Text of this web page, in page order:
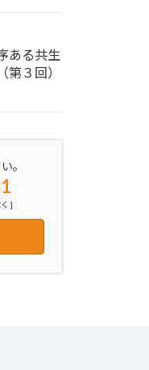
ある共生
３回）
。
]